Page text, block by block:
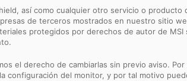
así como cualquier otro servicio o
de terceros mostrados en nuestro sitio
protegidos por derechos de autor de
el derecho de cambiarlas sin previo aviso.
configuración del monitor, y por tal motivo